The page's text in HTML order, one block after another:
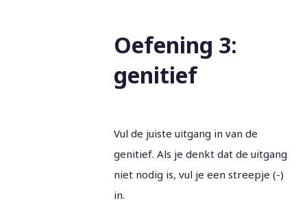
Oefening 3:
genitief
Vul de juiste uitgang in van de
genitief. Als je denkt dat de uitgang
niet nodig is, vul je een streepje (-)
in.